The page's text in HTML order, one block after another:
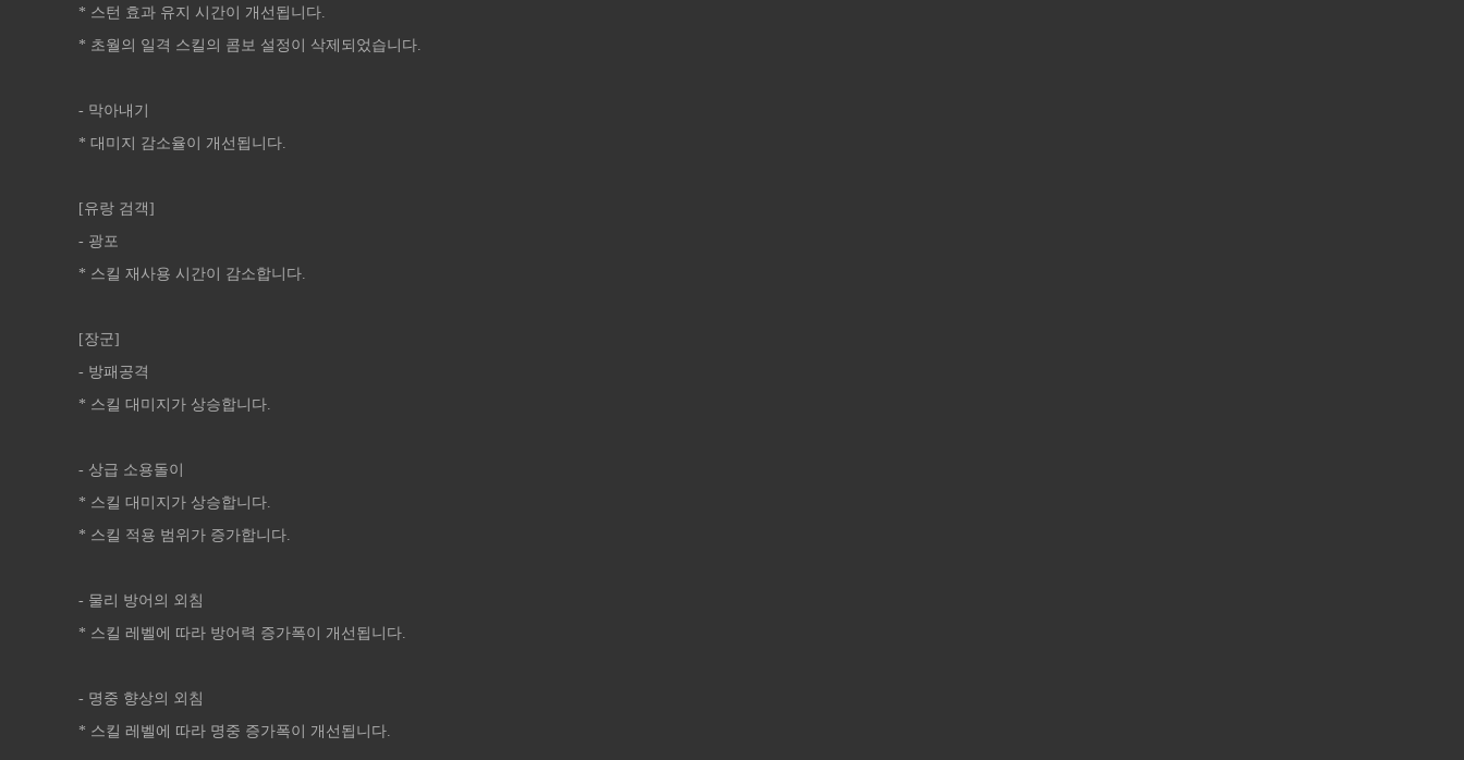
* 스턴 효과 유지 시간이 개선됩니다.
* 초월의 일격 스킬의 콤보 설정이 삭제되었습니다.
- 막아내기
* 대미지 감소율이 개선됩니다.
[유랑 검객]
- 광포
* 스킬 재사용 시간이 감소합니다.
[장군]
- 방패공격
* 스킬 대미지가 상승합니다.
- 상급 소용돌이
* 스킬 대미지가 상승합니다.
* 스킬 적용 범위가 증가합니다.
- 물리 방어의 외침
* 스킬 레벨에 따라 방어력 증가폭이 개선됩니다.
- 명중 향상의 외침
* 스킬 레벨에 따라 명중 증가폭이 개선됩니다.